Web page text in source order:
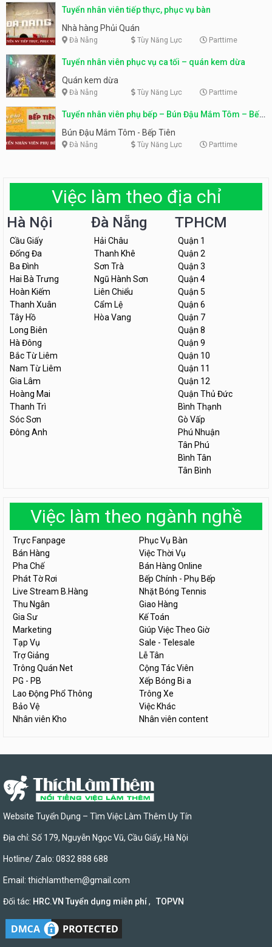
Tuyển nhân viên tiếp thực, phục vụ bàn
Nhà hàng Phủi Quán
Đà Nẵng Tùy Năng Lực Parttime
Tuyển nhân viên phục vụ ca tối – quán kem dừa
Quán kem dừa
Đà Nẵng Tùy Năng Lực Parttime
Tuyển nhân viên phụ bếp – Bún Đậu Mắm Tôm – Bếp
Tiên
Bún Đậu Mắm Tôm - Bếp Tiên
Đà Nẵng Tùy Năng Lực Parttime
Việc làm theo địa chỉ
Hà Nội
Cầu Giấy
Đống Đa
Ba Đình
Hai Bà Trưng
Hoàn Kiếm
Thanh Xuân
Tây Hồ
Long Biên
Hà Đông
Bắc Từ Liêm
Nam Từ Liêm
Gia Lâm
Hoàng Mai
Thanh Trì
Sóc Sơn
Đông Anh
Đà Nẵng
Hải Châu
Thanh Khê
Sơn Trà
Ngũ Hành Sơn
Liên Chiểu
Cẩm Lệ
Hòa Vang
TPHCM
Quận 1
Quận 2
Quận 3
Quận 4
Quận 5
Quận 6
Quận 7
Quận 8
Quận 9
Quận 10
Quận 11
Quận 12
Quận Thủ Đức
Bình Thạnh
Gò Vấp
Phú Nhuận
Tân Phú
Bình Tân
Tân Bình
Việc làm theo ngành nghề
Trực Fanpage
Phục Vụ Bàn
Bán Hàng
Việc Thời Vụ
Pha Chế
Bán Hàng Online
Phát Tờ Rơi
Bếp Chính - Phụ Bếp
Live Stream B.Hàng
Nhặt Bóng Tennis
Thu Ngân
Giao Hàng
Gia Sư
Kế Toán
Marketing
Giúp Việc Theo Giờ
Tạp Vụ
Sale - Telesale
Trợ Giảng
Lễ Tân
Trông Quán Net
Cộng Tác Viên
PG - PB
Xếp Bóng Bi a
Lao Động Phổ Thông
Trông Xe
Bảo Vệ
Việc Khác
Nhân viên Kho
Nhân viên content
Website Tuyển Dụng – Tìm Việc Làm Thêm Uy Tín
Địa chỉ: Số 179, Nguyễn Ngọc Vũ, Cầu Giấy, Hà Nội
Hotline/ Zalo: 0832 888 688
Email: thichlamthem@gmail.com
Đối tác: HRC.VN Tuyển dụng miễn phí, TOPVN